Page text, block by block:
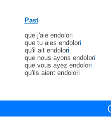
Past
que j'aie endolori
que tu aies endolori
qu'il ait endolori
que nous ayons endolori
que vous ayez endolori
qu'ils aient endolori